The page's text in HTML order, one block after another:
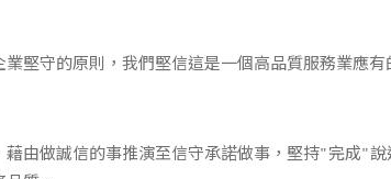
堅守的原則，我們堅信這是一個高品質服務業應
藉由做誠信的事推演至信守承諾做事，堅持"完成"